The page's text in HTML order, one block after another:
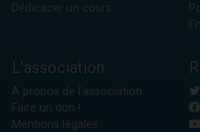
Dédicacer un cours
L'association
A propos de l'association
Faire un don !
Mentions légales